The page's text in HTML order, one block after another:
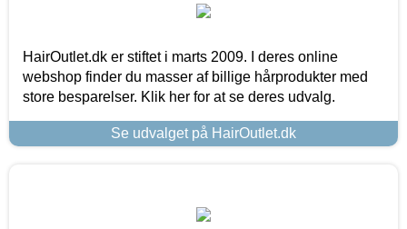
HairOutlet.dk er stiftet i marts 2009. I deres online
webshop finder du masser af billige hårprodukter med
store besparelser. Klik her for at se deres udvalg.
Se udvalget på HairOutlet.dk